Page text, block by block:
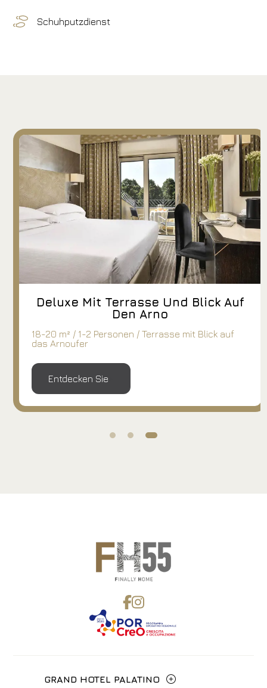
Schuhputzdienst
Deluxe Mit Terrasse Und Blick Auf
Den Arno
18-20 m² / 1-2 Personen / Terrasse mit Blick auf
das Arnoufer
Entdecken Sie
GRAND HOTEL PALATINO